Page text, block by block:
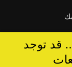
الى 40 %... قد توجد